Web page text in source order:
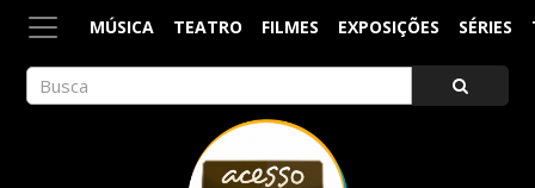
MÚSICA TEATRO FILMES EXPOSIÇÕES SÉRIES